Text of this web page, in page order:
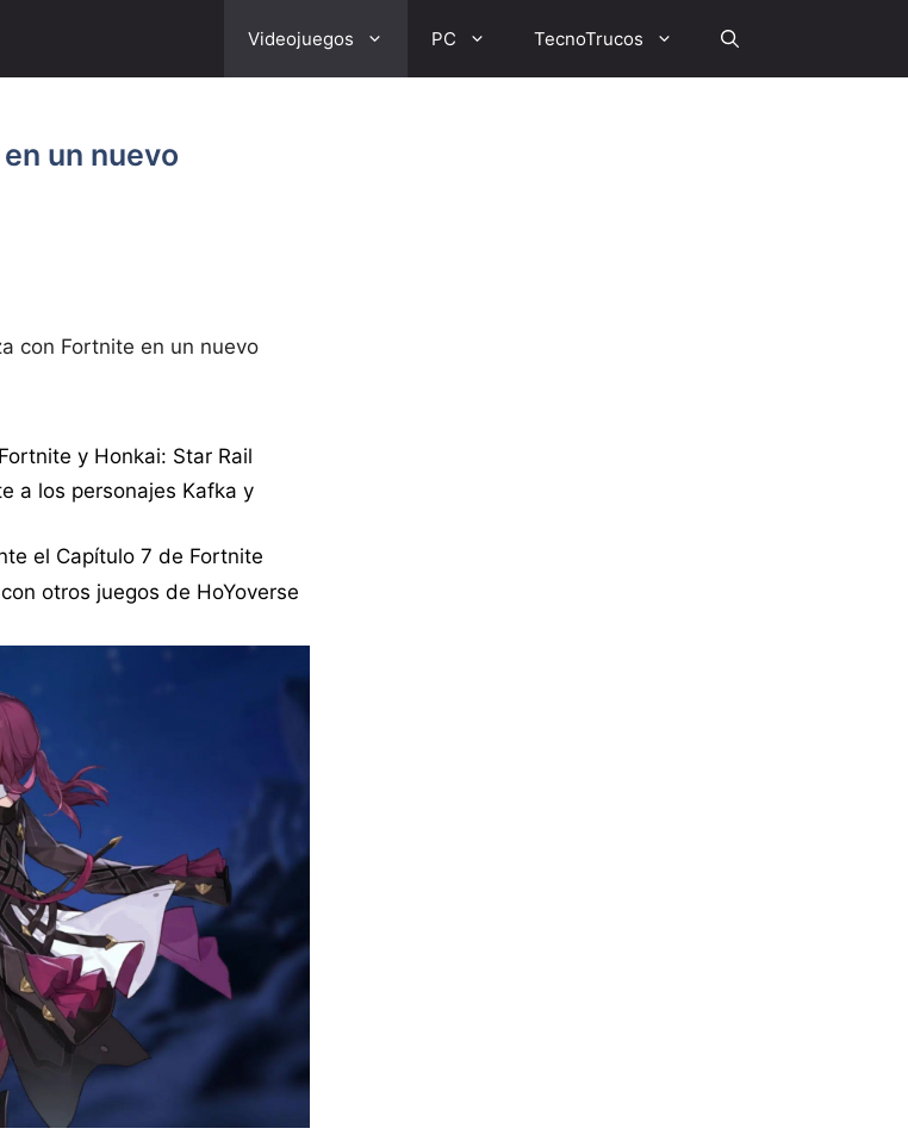
Videojuegos PC TecnoTrucos
un nuevo
con Fortnite en un nuevo
y Honkai: Star Rail
a los personajes Kafka y
el Capítulo 7 de Fortnite
otros juegos de HoYoverse